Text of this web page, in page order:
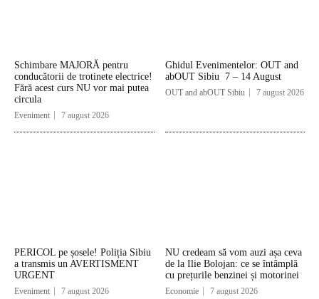
Schimbare MAJORĂ pentru
conducătorii de trotinete electrice!
Fără acest curs NU vor mai putea
circula
Eveniment 7 august 2026
Ghidul Evenimentelor: OUT and
abOUT Sibiu 7 – 14 August
OUT and abOUT Sibiu 7 august 2026
PERICOL pe șosele! Poliția Sibiu
a transmis un AVERTISMENT
URGENT
Eveniment 7 august 2026
NU credeam să vom auzi așa ceva
de la Ilie Bolojan: ce se întâmplă
cu prețurile benzinei și motorinei
Economie 7 august 2026